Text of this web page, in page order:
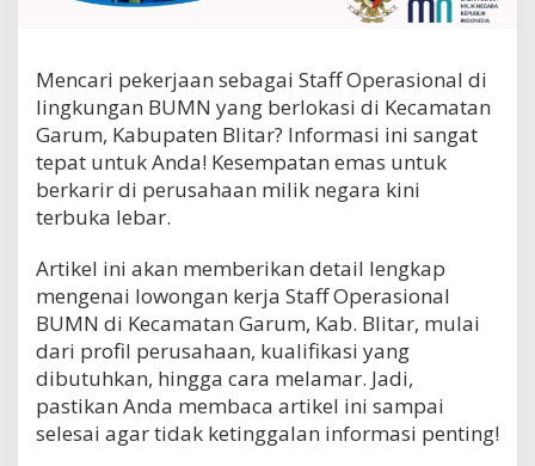
a
l
B
U
M
N
e
c
a
m
a
t
a
n
G
Mencari pekerjaan sebagai Staff Operasional di
lingkungan BUMN yang berlokasi di Kecamatan
Garum, Kabupaten Blitar? Informasi ini sangat
tepat untuk Anda! Kesempatan emas untuk
berkarir di perusahaan milik negara kini
terbuka lebar.
Artikel ini akan memberikan detail lengkap
mengenai lowongan kerja Staff Operasional
BUMN di Kecamatan Garum, Kab. Blitar, mulai
dari profil perusahaan, kualifikasi yang
dibutuhkan, hingga cara melamar. Jadi,
pastikan Anda membaca artikel ini sampai
selesai agar tidak ketinggalan informasi penting!